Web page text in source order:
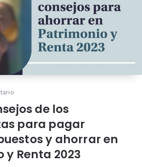
de los
para pagar
y ahorrar en
Renta 2023